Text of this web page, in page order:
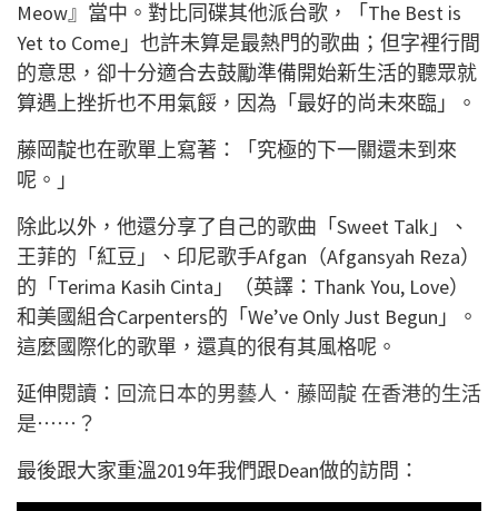
Meow』當中。對比同碟其他派台歌，「The Best is
Yet to Come」也許未算是最熱門的歌曲；但字裡行間
的意思，卻十分適合去鼓勵準備開始新生活的聽眾就
算遇上挫折也不用氣餒，因為「最好的尚未來臨」。
藤岡靛也在歌單上寫著：「究極的下一關還未到來
呢。」
除此以外，他還分享了自己的歌曲「Sweet Talk」、
王菲的「紅豆」、印尼歌手Afgan（Afgansyah Reza）
的「Terima Kasih Cinta」（英譯：Thank You, Love）
和美國組合Carpenters的「We’ve Only Just Begun」。
這麼國際化的歌單，還真的很有其風格呢。
延伸閱讀： 回流日本的男藝人．藤岡靛 在香港的生活
是⋯⋯？
最後跟大家重溫2019年我們跟Dean做的訪問：